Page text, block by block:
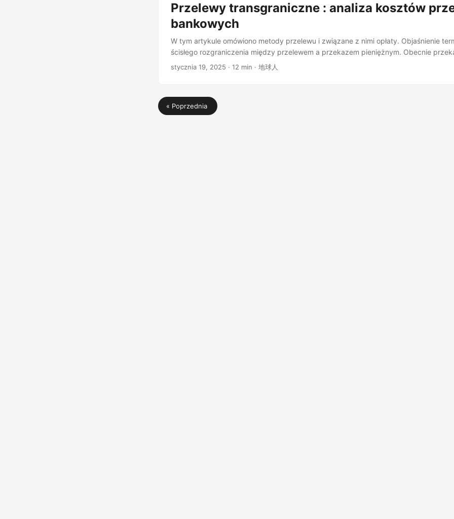
Przelewy transgraniczne : analiza kosztów
bankowych
W tym artykule omówiono metody przelewu i związane z nimi opłaty. Objaśnienie
ścisłego rozgraniczenia między przelewem a przekazem pieniężnym. Obecnie
zwykle odnosi się do transgranicznego transferu środków, natomiast przelew to
stycznia 19, 2025 · 12 min · 地球人
« Poprzednia